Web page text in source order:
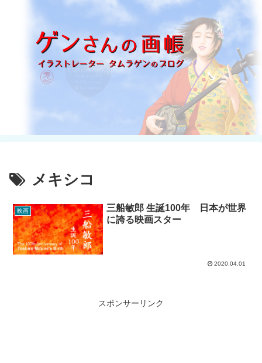
メキシコ
映画
三船敏郎 生誕100年 日本が世界
に誇る映画スター
2020.04.01
スポンサーリンク